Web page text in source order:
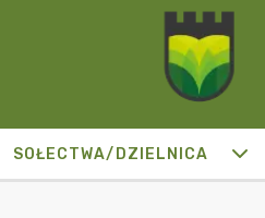
SOŁECTWA/DZIELNICA